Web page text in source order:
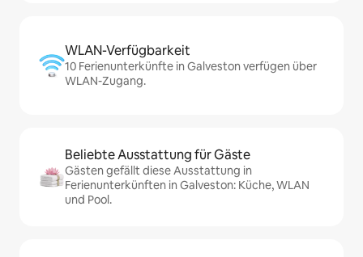
WLAN-Verfügbarkeit
10 Ferienunterkünfte in Galveston verfügen über
WLAN-Zugang.
Beliebte Ausstattung für Gäste
Gästen gefällt diese Ausstattung in
Ferienunterkünften in Galveston: Küche, WLAN
und Pool.